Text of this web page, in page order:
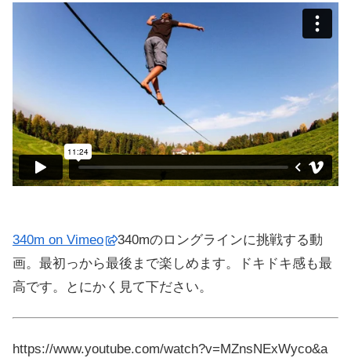
340m on Vimeo
340mのロングラインに挑戦する動
画。最初っから最後まで楽しめます。ドキドキ感も最
高です。とにかく見て下ださい。
https://www.youtube.com/watch?v=MZnsNExWyco&a